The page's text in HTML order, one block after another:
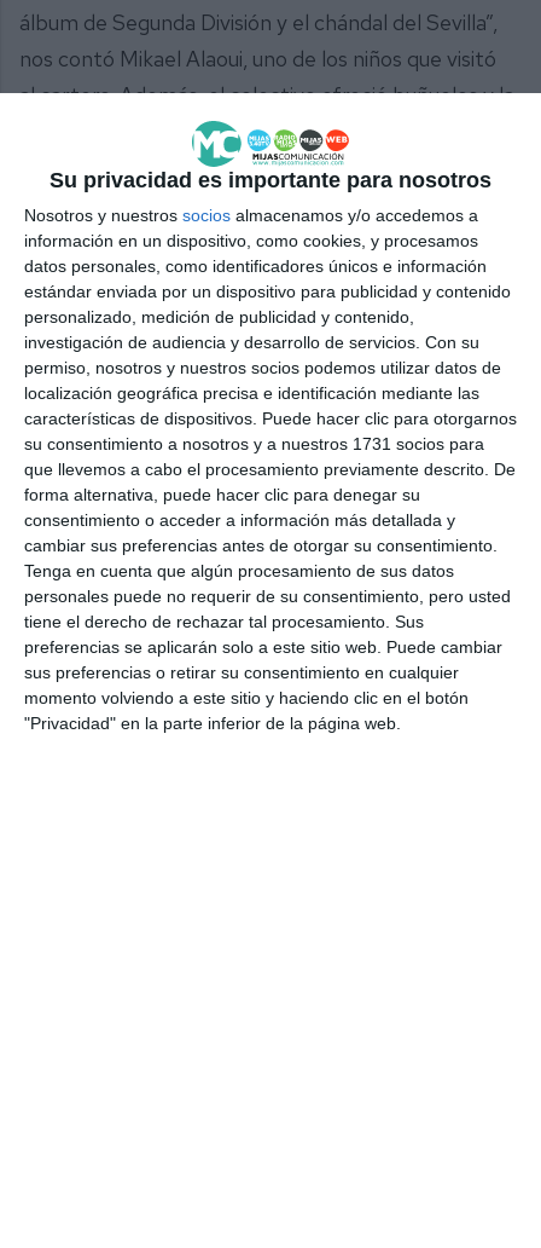
Su privacidad es importante para nosotros
Nosotros y nuestros socios almacenamos y/o accedemos a
información en un dispositivo, como cookies, y procesamos
datos personales, como identificadores únicos e información
estándar enviada por un dispositivo para publicidad y contenido
personalizado, medición de publicidad y contenido,
investigación de audiencia y desarrollo de servicios. Con su
permiso, nosotros y nuestros socios podemos utilizar datos de
localización geográfica precisa e identificación mediante las
características de dispositivos. Puede hacer clic para otorgarnos
su consentimiento a nosotros y a nuestros 1731 socios para
que llevemos a cabo el procesamiento previamente descrito. De
forma alternativa, puede hacer clic para denegar su
consentimiento o acceder a información más detallada y
cambiar sus preferencias antes de otorgar su consentimiento.
Tenga en cuenta que algún procesamiento de sus datos
personales puede no requerir de su consentimiento, pero usted
tiene el derecho de rechazar tal procesamiento. Sus
preferencias se aplicarán solo a este sitio web. Puede cambiar
sus preferencias o retirar su consentimiento en cualquier
momento volviendo a este sitio y haciendo clic en el botón
"Privacidad" en la parte inferior de la página web.
álbum de Segunda División y el chándal del Sevilla”,
nos contó Mikael Alaoui, uno de los niños que visitó
al cartero. Además, el colectivo ofreció buñuelos y la
pastoral del Nazareno estuvo amenizando la tarde
con sus villancicos.
Comparte esta noticia desde el siguiente enlace:
https://mijascom.com/?a=33104
GRUPO JOVEN MIJAS